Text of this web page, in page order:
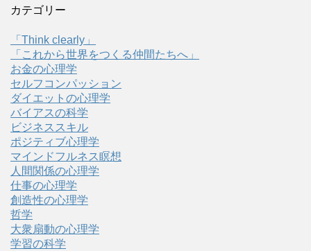
カテゴリー
「Think clearly」
「これから世界をつくる仲間たちへ」
お金の心理学
セルフコンパッション
ダイエットの心理学
バイアスの科学
ビジネススキル
ポジティブ心理学
マインドフルネス瞑想
人間関係の心理学
仕事の心理学
創造性の心理学
哲学
大衆扇動の心理学
学習の科学